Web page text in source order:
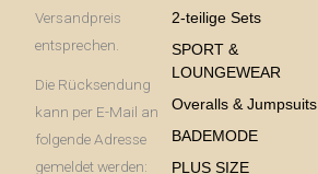
Versandpreis
entsprechen.
Die Rücksendung
kann per E-Mail an
folgende Adresse
gemeldet werden:
2-teilige Sets
SPORT &
LOUNGEWEAR
Overalls & Jumpsuits
BADEMODE
PLUS SIZE